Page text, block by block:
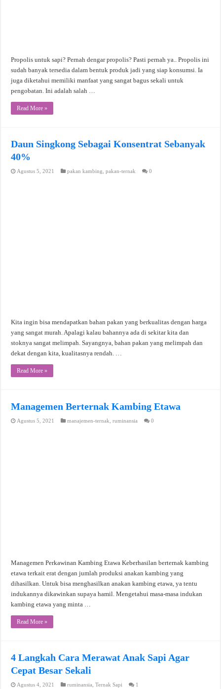
Propolis untuk sapi? Pernah dengar propolis? Pasti pernah ya.. Propolis ini
sudah banyak tersedia dalam bentuk produk jadi yang siap konsumsi. Ia
juga diketahui memiliki manfaat yang sangat bagus sekali untuk
pengobatan. Ini adalah salah …
Read More »
Daun Singkong Sebagai Konsentrat Sebanyak
40%
Agustus 5, 2021 pakan kambing ,pakan-ternak 0
Kita ingin bisa mendapatkan bahan pakan yang berkualitas dengan harga
yang sangat murah. Apalagi kalau bahannya ada di sekitar kita dan
stoknya sangat melimpah. Sayangnya, bahan pakan yang melimpah dan
dekat dengan kita, kualitasnya rendah. …
Read More »
Managemen Berternak Kambing Etawa
Agustus 5, 2021 manajemen-ternak ,ruminansia 0
Managemen Perkawinan Kambing Etawa Keberhasilan berternak kambing
etawa terkait erat dengan jumlah produksi anakan kambing yang
dihasilkan. Untuk bisa menghasilkan anakan kambing etawa, ya tentu
indukannya dikawinkan supaya hamil. Mengetahui masa-masa indukan
kambing etawa yang minta …
Read More »
4 Langkah Cara Merawat Anak Sapi Agar
Cepat Besar Sekali
Agustus 4, 2021 ruminansia ,Ternak Sapi 1